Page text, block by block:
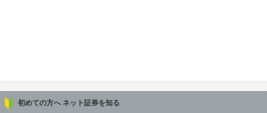
初めての方へ ネット証券を知る